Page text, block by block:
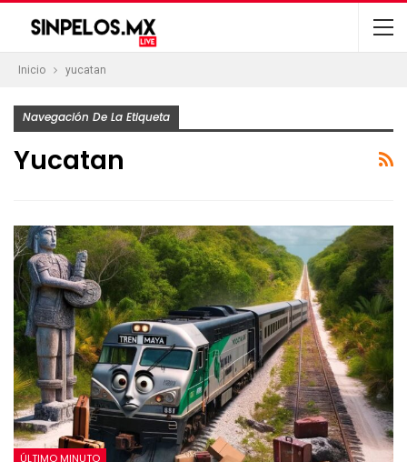
Inicio yucatan
Navegación De La Etiqueta
Yucatan
ÚLTIMO MINUTO